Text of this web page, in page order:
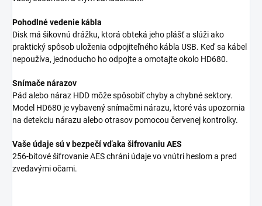
Pohodlné vedenie kábla
Disk má šikovnú drážku, ktorá obteká jeho plášť a slúži ako
praktický spôsob uloženia odpojiteľného kábla USB. Keď sa kábel
nepoužíva, jednoducho ho odpojte a omotajte okolo HD680.
Snímače nárazov
Pád alebo náraz HDD môže spôsobiť chyby a chybné sektory.
Model HD680 je vybavený snímačmi nárazu, ktoré vás upozornia
na detekciu nárazu alebo otrasov pomocou červenej kontrolky.
Vaše údaje sú v bezpečí vďaka šifrovaniu AES
256-bitové šifrovanie AES chráni údaje vo vnútri heslom a pred
zvedavými očami.